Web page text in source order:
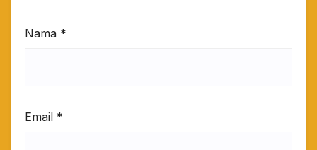
Nama *
Email *